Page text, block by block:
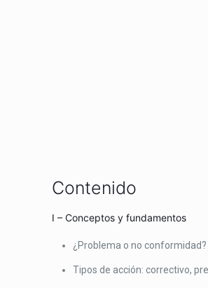
Contenido
I – Conceptos y fundamentos
¿Problema o no conformidad?
Tipos de acción: correctivo,